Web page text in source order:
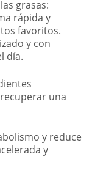
grasas:
rápida y
favoritos.
y con
día.
una
y reduce
y